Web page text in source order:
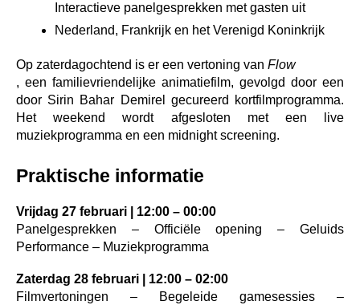
Interactieve panelgesprekken met gasten uit
Nederland, Frankrijk en het Verenigd Koninkrijk
Op zaterdagochtend is er een vertoning van Flow
, een familievriendelijke animatiefilm, gevolgd door een
door Sirin Bahar Demirel gecureerd kortfilmprogramma.
Het weekend wordt afgesloten met een live
muziekprogramma en een midnight screening.
Praktische informatie
Vrijdag 27 februari | 12:00 – 00:00
Panelgesprekken – Officiële opening – Geluids
Performance – Muziekprogramma
Zaterdag 28 februari | 12:00 – 02:00
Filmvertoningen – Begeleide gamesessies –